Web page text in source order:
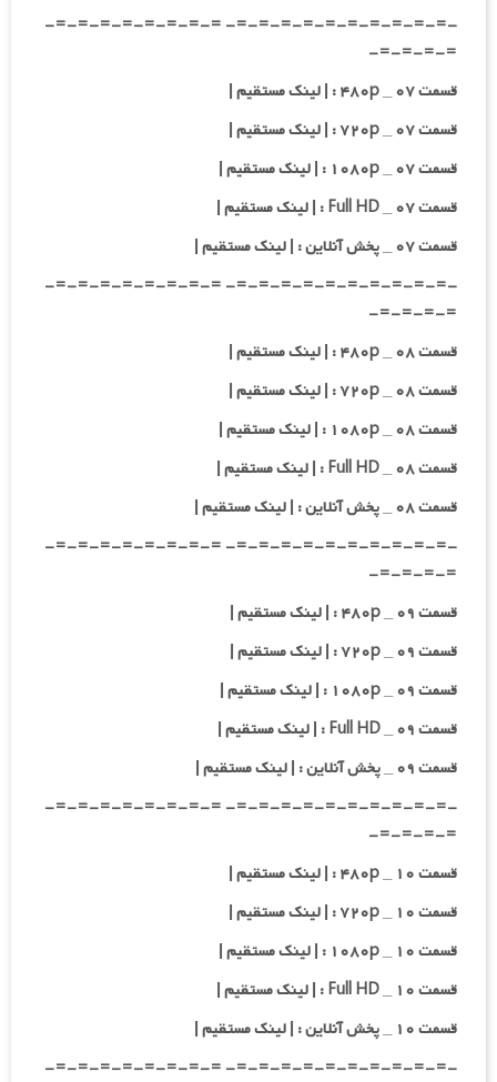
-=-=-=-=-=-=-=-=-=-=- =-=-=-=-=-=-=-=-
=-=-=-=-
قسمت ۰۷ _ ۴۸۰p : | لینک مستقیم |
قسمت ۰۷ _ ۷۲۰p : | لینک مستقیم |
قسمت ۰۷ _ ۱۰۸۰p : | لینک مستقیم |
قسمت ۰۷ _ Full HD : | لینک مستقیم |
قسمت ۰۷ _ پخش آنلاین : | لینک مستقیم |
-=-=-=-=-=-=-=-=-=-=- =-=-=-=-=-=-=-=-
=-=-=-=-
قسمت ۰۸ _ ۴۸۰p : | لینک مستقیم |
قسمت ۰۸ _ ۷۲۰p : | لینک مستقیم |
قسمت ۰۸ _ ۱۰۸۰p : | لینک مستقیم |
قسمت ۰۸ _ Full HD : | لینک مستقیم |
قسمت ۰۸ _ پخش آنلاین : | لینک مستقیم |
-=-=-=-=-=-=-=-=-=-=- =-=-=-=-=-=-=-=-
=-=-=-=-
قسمت ۰۹ _ ۴۸۰p : | لینک مستقیم |
قسمت ۰۹ _ ۷۲۰p : | لینک مستقیم |
قسمت ۰۹ _ ۱۰۸۰p : | لینک مستقیم |
قسمت ۰۹ _ Full HD : | لینک مستقیم |
قسمت ۰۹ _ پخش آنلاین : | لینک مستقیم |
-=-=-=-=-=-=-=-=-=-=- =-=-=-=-=-=-=-=-
=-=-=-=-
قسمت ۱۰ _ ۴۸۰p : | لینک مستقیم |
قسمت ۱۰ _ ۷۲۰p : | لینک مستقیم |
قسمت ۱۰ _ ۱۰۸۰p : | لینک مستقیم |
قسمت ۱۰ _ Full HD : | لینک مستقیم |
قسمت ۱۰ _ پخش آنلاین : | لینک مستقیم |
-=-=-=-=-=-=-=-=-=-=- =-=-=-=-=-=-=-=-